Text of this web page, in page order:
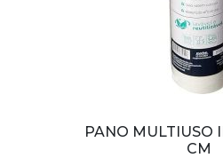
PANO MULTIUSO
CM